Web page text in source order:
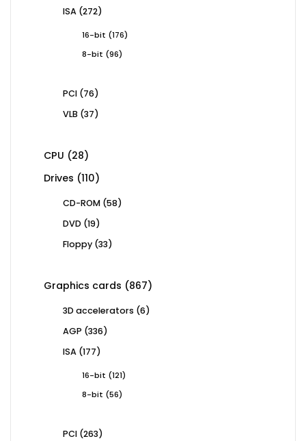
ISA 272272
16-bit 176176
8-bit
9696
PCI 7676
VLB 3737
CPU 2828
Drives 110110
CD-ROM 5858
DVD 1919
Floppy 3333
Graphics cards 867867
3D accelerators 66
AGP 336336
ISA 177177
16-bit 121121
8-bit
5656
PCI 263263